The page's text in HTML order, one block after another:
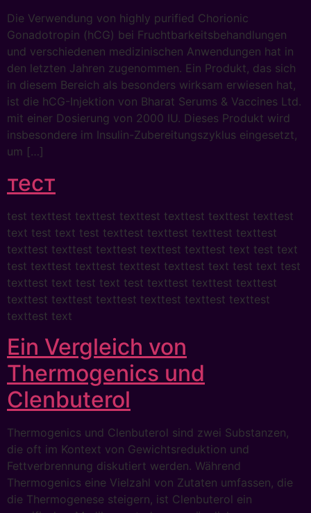
Die Verwendung von highly purified Chorionic
Gonadotropin (hCG) bei Fruchtbarkeitsbehandlungen
und verschiedenen medizinischen Anwendungen hat in
den letzten Jahren zugenommen. Ein Produkt, das sich
in diesem Bereich als besonders wirksam erwiesen hat,
ist die hCG-Injektion von Bharat Serums & Vaccines Ltd.
mit einer Dosierung von 2000 IU. Dieses Produkt wird
insbesondere im Insulin-Zubereitungszyklus eingesetzt,
um […]
тест
test texttest texttest texttest texttest texttest texttest
text test text test texttest texttest texttest texttest
texttest texttest texttest texttest texttest text test text
test texttest texttest texttest texttest text test text test
texttest text test text test texttest texttest texttest
texttest texttest texttest texttest texttest texttest
texttest text
Ein Vergleich von
Thermogenics und
Clenbuterol
Thermogenics und Clenbuterol sind zwei Substanzen,
die oft im Kontext von Gewichtsreduktion und
Fettverbrennung diskutiert werden. Während
Thermogenics eine Vielzahl von Zutaten umfassen, die
die Thermogenese steigern, ist Clenbuterol ein